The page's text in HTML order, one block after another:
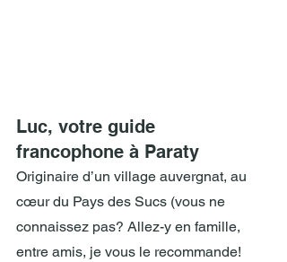
Luc, votre guide
francophone à Paraty
Originaire d’un village auvergnat, au
cœur du Pays des Sucs (vous ne
connaissez pas? Allez-y en famille,
entre amis, je vous le recommande!